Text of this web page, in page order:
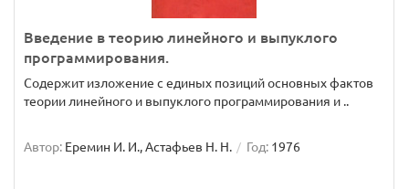
Введение в теорию линейного и выпуклого
программирования.
Содержит изложение с единых позиций основных фактов
теории линейного и выпуклого программирования и ..
Автор: Еремин И. И., Астафьев Н. Н. Год: 1976